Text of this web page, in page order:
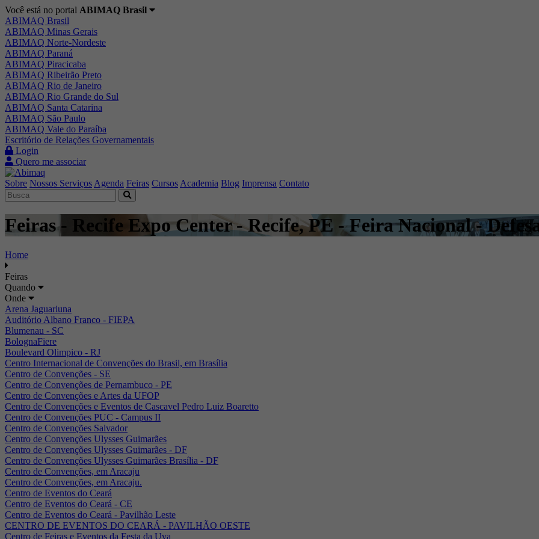
Você está no portal ABIMAQ Brasil
ABIMAQ Brasil
ABIMAQ Minas Gerais
ABIMAQ Norte-Nordeste
ABIMAQ Paraná
ABIMAQ Piracicaba
ABIMAQ Ribeirão Preto
ABIMAQ Rio de Janeiro
ABIMAQ Rio Grande do Sul
ABIMAQ Santa Catarina
ABIMAQ São Paulo
ABIMAQ Vale do Paraíba
Escritório de Relações Governamentais
Login
Quero me associar
Sobre Nossos Serviços Agenda Feiras Cursos Academia Blog Imprensa Contato
Feiras - Recife Expo Center - Recife, PE - Feira Nacional -
Home
Feiras
Quando
Onde
Arena Jaguariuna
Auditório Albano Franco - FIEPA
Blumenau - SC
BolognaFiere
Boulevard Olimpico - RJ
Centro Internacional de Convenções do Brasil, em Brasília
Centro de Convenções - SE
Centro de Convenções de Pernambuco - PE
Centro de Convenções e Artes da UFOP
Centro de Convenções e Eventos de Cascavel Pedro Luiz Boaretto
Centro de Convenções PUC - Campus II
Centro de Convenções Salvador
Centro de Convenções Ulysses Guimarães
Centro de Convenções Ulysses Guimarães - DF
Centro de Convenções Ulysses Guimarães Brasília - DF
Centro de Convenções, em Aracaju
Centro de Convenções, em Aracaju.
Centro de Eventos do Ceará
Centro de Eventos do Ceará - CE
Centro de Eventos do Ceará - Pavilhão Leste
CENTRO DE EVENTOS DO CEARÁ - PAVILHÃO OESTE
Centro de Feiras e Eventos da Festa da Uva